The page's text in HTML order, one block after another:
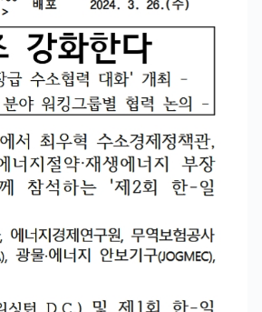
年竣工と公示
ょがみしたのでは。
車は売れている。6カ月で対前年同期比
「出て行け！」「極右勢力」のプラカー
備」⇒ だから無理だってば。